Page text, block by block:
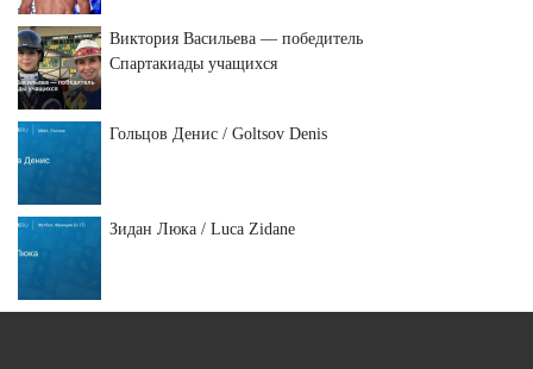
Виктория Васильева — победитель
Спартакиады учащихся
Гольцов Денис / Goltsov Denis
Зидан Люка / Luca Zidane